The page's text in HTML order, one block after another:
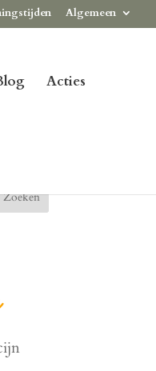
Algemeen
Acties
Zoeken